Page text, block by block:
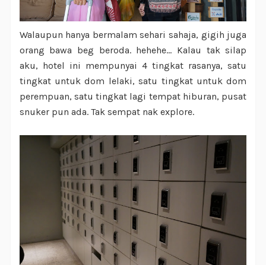
Walaupun hanya bermalam sehari sahaja, gigih juga
orang bawa beg beroda. hehehe... Kalau tak silap
aku, hotel ini mempunyai 4 tingkat rasanya, satu
tingkat untuk dom lelaki, satu tingkat untuk dom
perempuan, satu tingkat lagi tempat hiburan, pusat
snuker pun ada. Tak sempat nak explore.